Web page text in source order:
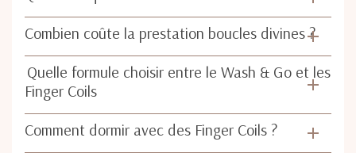
Combien coûte la prestation boucles divines ?
Quelle formule choisir entre le Wash & Go et les
Finger Coils
Comment dormir avec des Finger Coils ?